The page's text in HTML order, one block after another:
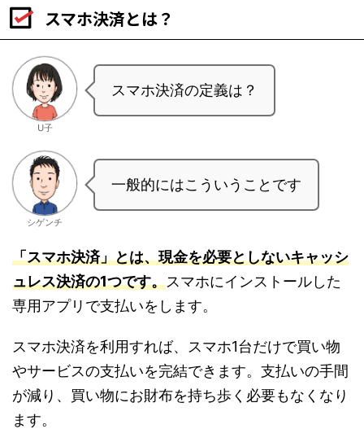
スマホ決済とは？
U子
スマホ決済の定義は？
シゲンチ
一般的にはこういうことです
「スマホ決済」とは、現金を必要としないキャッシ
ュレス決済の1つです。スマホにインストールした
専用アプリで支払いをします。
スマホ決済を利用すれば、スマホ1台だけで買い物
やサービスの支払いを完結できます。支払いの手間
が減り、買い物にお財布を持ち歩く必要もなくなり
ます。